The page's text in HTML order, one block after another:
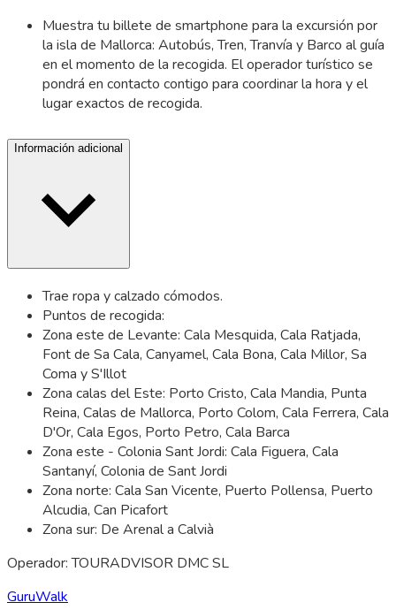
Muestra tu billete de smartphone para la excursión por
la isla de Mallorca: Autobús, Tren, Tranvía y Barco al guía
en el momento de la recogida. El operador turístico se
pondrá en contacto contigo para coordinar la hora y el
lugar exactos de recogida.
Información adicional
Trae ropa y calzado cómodos.
Puntos de recogida:
Zona este de Levante: Cala Mesquida, Cala Ratjada,
Font de Sa Cala, Canyamel, Cala Bona, Cala Millor, Sa
Coma y S'Illot
Zona calas del Este: Porto Cristo, Cala Mandia, Punta
Reina, Calas de Mallorca, Porto Colom, Cala Ferrera, Cala
D'Or, Cala Egos, Porto Petro, Cala Barca
Zona este - Colonia Sant Jordi: Cala Figuera, Cala
Santanyí, Colonia de Sant Jordi
Zona norte: Cala San Vicente, Puerto Pollensa, Puerto
Alcudia, Can Picafort
Zona sur: De Arenal a Calvià
Operador: TOURADVISOR DMC SL
GuruWalk